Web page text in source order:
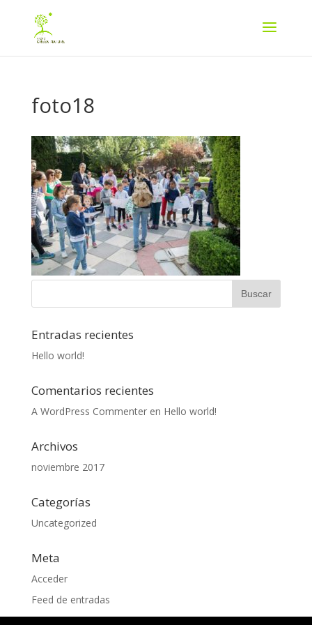
foto18
Entradas recientes
Hello world!
Comentarios recientes
A WordPress Commenteren Hello world!
Archivos
noviembre 2017
Categorías
Uncategorized
Meta
Acceder
Feed de entradas
Feed de comentarios